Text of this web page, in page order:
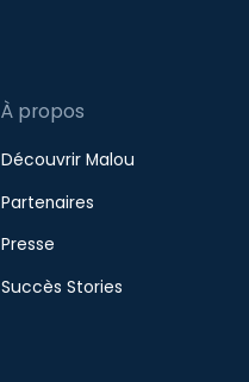
À propos
Découvrir Malou
Partenaires
Presse
Succès Stories